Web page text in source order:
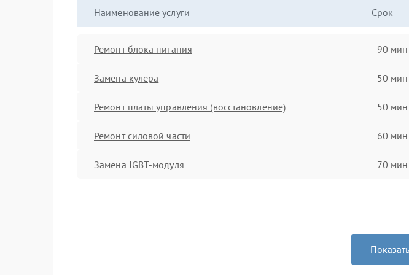
Наименование услуги Срок
Ремонт блока питания 90 мин
Замена кулера 50 мин
Ремонт платы управления (восстановление) 50 мин
Ремонт силовой части 60 мин
Замена IGBT-модуля 70 мин